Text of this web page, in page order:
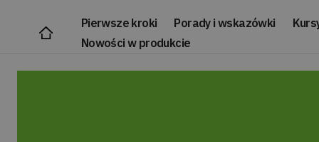
Pierwsze kroki Porady i wskazówki
Nowości w produkcie